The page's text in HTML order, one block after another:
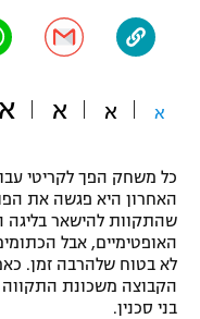
"מחצית בשכונה" –
משתתפים וזוכים
תקנון משתתפים
תקנון עבור פעילות
תקנון עבור פעילות ספורט 1 –
טניס
גיימינג E-Sports
אופניים
ספורט מוטורי
פוטבול אמריקאי NFL
בייסבול MLB
ספורט אתגרי ואקסטרים
א א א א
כל משחק הפך לקריטי
האחרון היא פגשה את
שהתקוות להישאר בליגה
לא בטוח שלהרבה זמן.
הקבוצה משכונת התקווה
בני סכנין.